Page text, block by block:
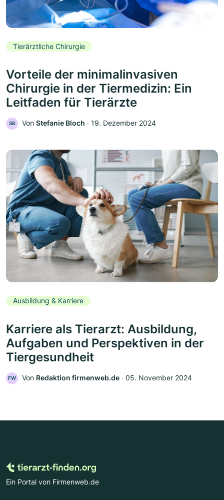
Tierärztliche Chirurgie
Vorteile der minimalinvasiven
Chirurgie in der Tiermedizin: Ein
Leitfaden für Tierärzte
SB Von Stefanie Bloch ‧ 19. Dezember 2024
Ausbildung & Karriere
Karriere als Tierarzt: Ausbildung,
Aufgaben und Perspektiven in der
Tiergesundheit
FW Von Redaktion firmenweb.de ‧ 05. November 2024
Ein Portal von Firmenweb.de